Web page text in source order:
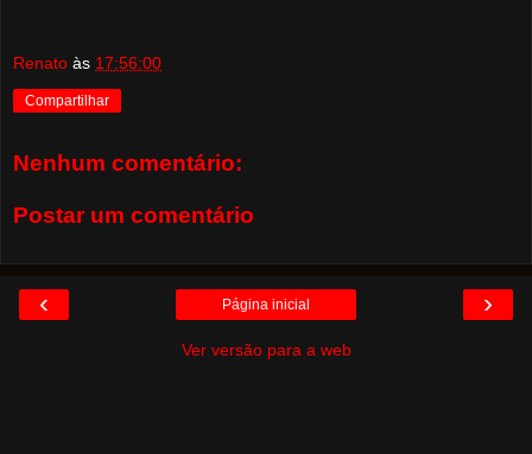
Renato às 17:56:00
Compartilhar
Nenhum comentário:
Postar um comentário
‹ ›
Página inicial
Ver versão para a web